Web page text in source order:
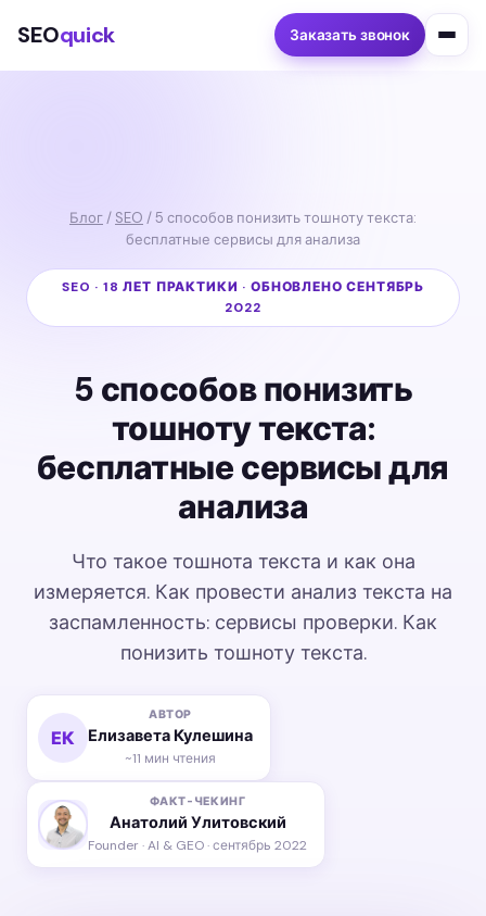
SEOquick Заказать звонок
Блог / SEO / 5 способов понизить тошноту текста:
бесплатные сервисы для анализа
SEO · 18 ЛЕТ ПРАКТИКИ · ОБНОВЛЕНО СЕНТЯБРЬ
2022
5 способов понизить
тошноту текста:
бесплатные сервисы для
анализа
Что такое тошнота текста и как она
измеряется. Как провести анализ текста на
заспамленность: сервисы проверки. Как
понизить тошноту текста.
ЕК
АВТОР
Елизавета Кулешина
~11 мин чтения
ФАКТ-ЧЕКИНГ
Анатолий Улитовский
Founder · AI & GEO · сентябрь 2022